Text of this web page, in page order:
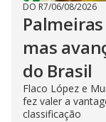
DO R7/06/08/2026
mas
do Brasil
Flaco López e
fez valer a
classificação